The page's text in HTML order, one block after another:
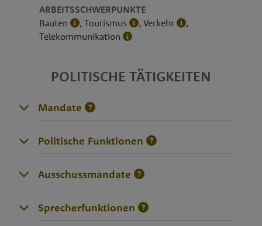
ARBEITSSCHWERPUNKTE
Bauten
, Tourismus , Verkehr
,
Telekommunikation
POLITISCHE TÄTIGKEITEN
Mandate
Politische Funktionen
Ausschussmandate
Sprecherfunktionen